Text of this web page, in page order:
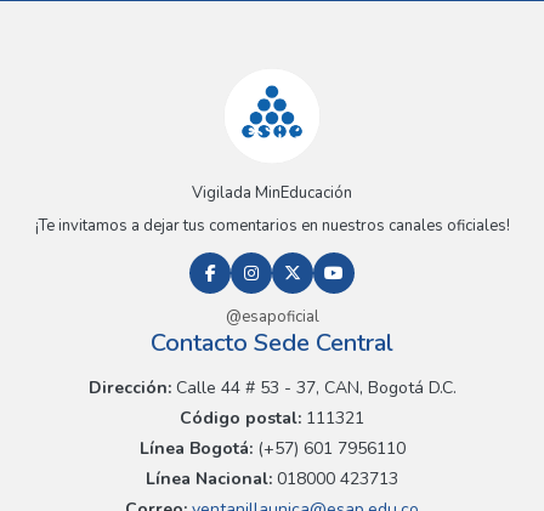
Vigilada MinEducación
¡Te invitamos a dejar tus comentarios en nuestros canales oficiales!
@esapoficial
Contacto Sede Central
Dirección:Calle 44 # 53 - 37, CAN, Bogotá D.C.
Código postal: 111321
Línea Bogotá:(+57) 601 7956110
Línea Nacional: 018000 423713